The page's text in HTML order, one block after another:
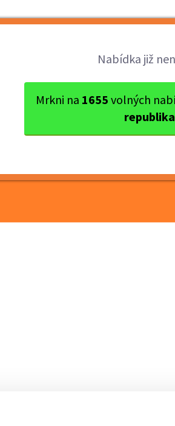
Nabídka již
Mrkni na 1655 volných
okres Pardubice Pardubice
až 2000Kč/den.